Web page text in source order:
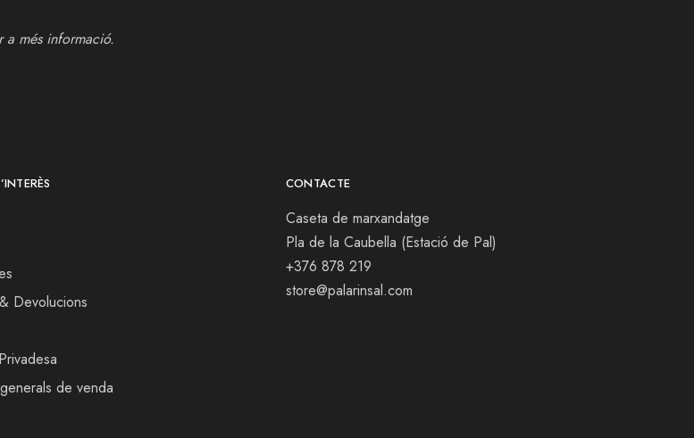
més informació.
Devolucions
de venda
CONTACTE
Caseta de marxandatge
Pla de la Caubella (Estació de Pal)
+376 878 219
store@palarinsal.com